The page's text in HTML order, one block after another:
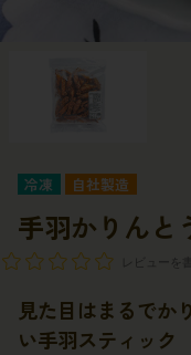
冷凍 自社製造
手羽かりんと
レビューを
見た目はまるでか
い手羽スティック